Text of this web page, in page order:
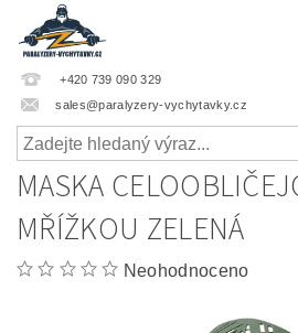
+420 739 090 329
sales@paralyzery-vychytavky.cz
MASKA
MŘÍŽKOU ZELENÁ
Neohodnoceno